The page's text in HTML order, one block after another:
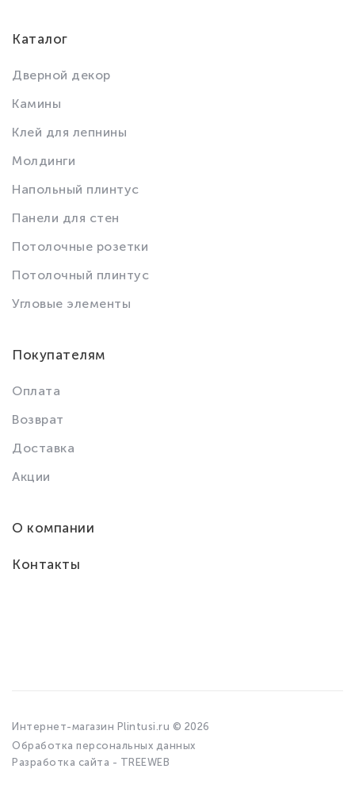
Каталог
Дверной декор
Камины
Клей для лепнины
Молдинги
Напольный плинтус
Панели для стен
Потолочные розетки
Потолочный плинтус
Угловые элементы
Покупателям
Оплата
Возврат
Доставка
Акции
О компании
Контакты
Интернет-магазин Plintusi.ru © 2026
Обработка персональных данных
Разработка сайта - TREEWEB